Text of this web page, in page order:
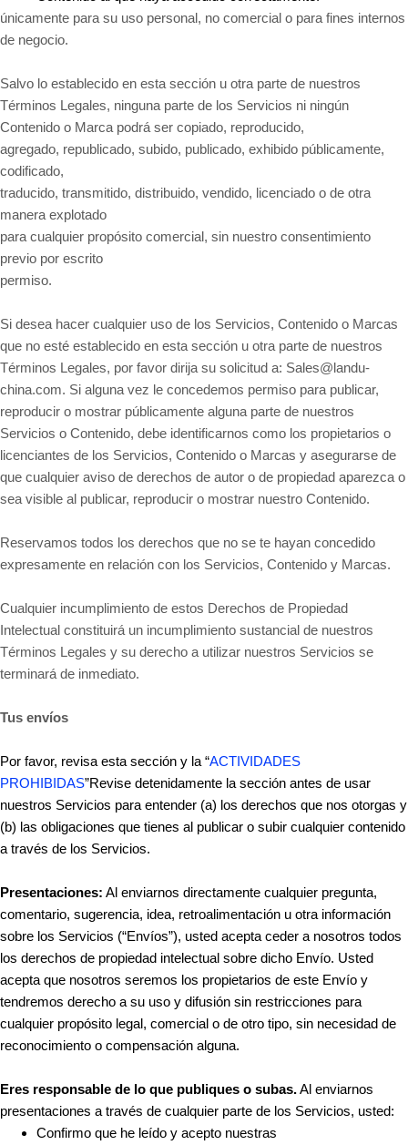
únicamente para su uso personal, no comercial o para fines internos
de negocio.
Salvo lo establecido en esta sección u otra parte de nuestros
Términos Legales, ninguna parte de los Servicios ni ningún
Contenido o Marca podrá ser copiado, reproducido,
agregado, republicado, subido, publicado, exhibido públicamente,
codificado,
traducido, transmitido, distribuido, vendido, licenciado o de otra
manera explotado
para cualquier propósito comercial, sin nuestro consentimiento
previo por escrito
permiso.
Si desea hacer cualquier uso de los Servicios, Contenido o Marcas
que no esté establecido en esta sección u otra parte de nuestros
Términos Legales, por favor dirija su solicitud a: Sales@landu-
china.com. Si alguna vez le concedemos permiso para publicar,
reproducir o mostrar públicamente alguna parte de nuestros
Servicios o Contenido, debe identificarnos como los propietarios o
licenciantes de los Servicios, Contenido o Marcas y asegurarse de
que cualquier aviso de derechos de autor o de propiedad aparezca o
sea visible al publicar, reproducir o mostrar nuestro Contenido.
Reservamos todos los derechos que no se te hayan concedido
expresamente en relación con los Servicios, Contenido y Marcas.
Cualquier incumplimiento de estos Derechos de Propiedad
Intelectual constituirá un incumplimiento sustancial de nuestros
Términos Legales y su derecho a utilizar nuestros Servicios se
terminará de inmediato.
Tus envíos
Por favor, revisa esta sección y la “ACTIVIDADES
PROHIBIDAS”Revise detenidamente la sección antes de usar
nuestros Servicios para entender (a) los derechos que nos otorgas y
(b) las obligaciones que tienes al publicar o subir cualquier contenido
a través de los Servicios.
Presentaciones: Al enviarnos directamente cualquier pregunta,
comentario, sugerencia, idea, retroalimentación u otra información
sobre los Servicios (“Envíos”), usted acepta ceder a nosotros todos
los derechos de propiedad intelectual sobre dicho Envío. Usted
acepta que nosotros seremos los propietarios de este Envío y
tendremos derecho a su uso y difusión sin restricciones para
cualquier propósito legal, comercial o de otro tipo, sin necesidad de
reconocimiento o compensación alguna.
Eres responsable de lo que publiques o subas.Al enviarnos
presentaciones a través de cualquier parte de los Servicios, usted:
Confirmo que he leído y acepto nuestras